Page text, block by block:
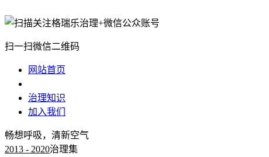
扫一扫微信二维码
网站首页
治理知识
加入我们
畅想呼吸，清新空气
2013 - 2020治理集